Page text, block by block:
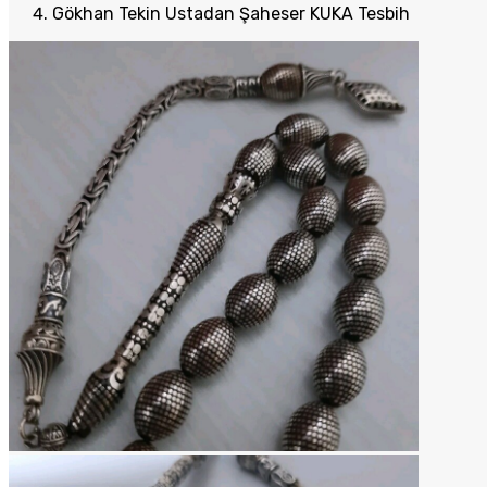
Gökhan Tekin Ustadan Şaheser KUKA Tesbih